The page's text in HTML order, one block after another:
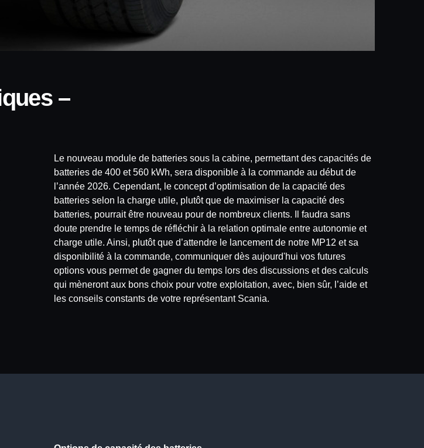
Le nouveau module de batteries sous la cabine, permettant des capacités de
batteries de 400 et 560 kWh, sera disponible à la commande au début de
l’année 2026. Cependant, le concept d’optimisation de la capacité des
batteries selon la charge utile, plutôt que de maximiser la capacité des
batteries, pourrait être nouveau pour de nombreux clients. Il faudra sans
doute prendre le temps de réfléchir à la relation optimale entre autonomie et
charge utile. Ainsi, plutôt que d’attendre le lancement de notre MP12 et sa
disponibilité à la commande, communiquer dès aujourd'hui vos futures
options vous permet de gagner du temps lors des discussions et des calculs
qui mèneront aux bons choix pour votre exploitation, avec, bien sûr, l’aide et
les conseils constants de votre représentant Scania.